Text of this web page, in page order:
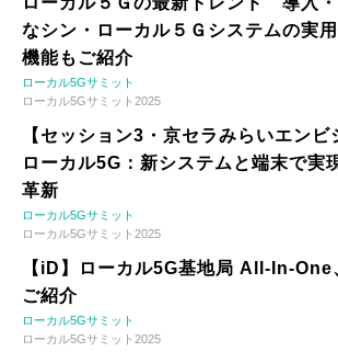
なシン・ローカル５Ｇシステムの実
機能もご紹介
ローカル5Gサミット
ローカル5Gサミット2025
【セッション3・京セラみらいエン
ローカル5G：新システムと端末で実
革新
ローカル5Gサミット
ローカル5Gサミット2025
【iD】ローカル5G基地局 All-In-One
ご紹介
ローカル5Gサミット
ローカル5Gサミット2025